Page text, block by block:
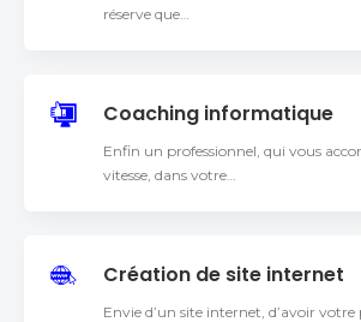
réserve que…
Coaching informatique
Enfin un professionnel, qui vous
vitesse, dans votre…
Création de site internet
Envie d’un site internet, d’avoir votre